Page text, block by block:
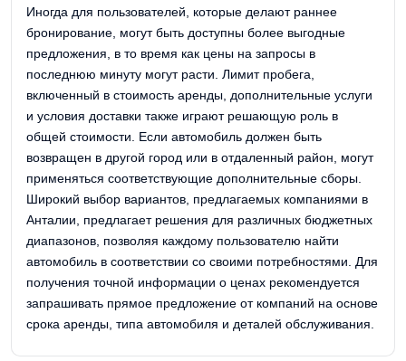
Иногда для пользователей, которые делают раннее
бронирование, могут быть доступны более выгодные
предложения, в то время как цены на запросы в
последнюю минуту могут расти. Лимит пробега,
включенный в стоимость аренды, дополнительные услуги
и условия доставки также играют решающую роль в
общей стоимости. Если автомобиль должен быть
возвращен в другой город или в отдаленный район, могут
применяться соответствующие дополнительные сборы.
Широкий выбор вариантов, предлагаемых компаниями в
Анталии, предлагает решения для различных бюджетных
диапазонов, позволяя каждому пользователю найти
автомобиль в соответствии со своими потребностями. Для
получения точной информации о ценах рекомендуется
запрашивать прямое предложение от компаний на основе
срока аренды, типа автомобиля и деталей обслуживания.